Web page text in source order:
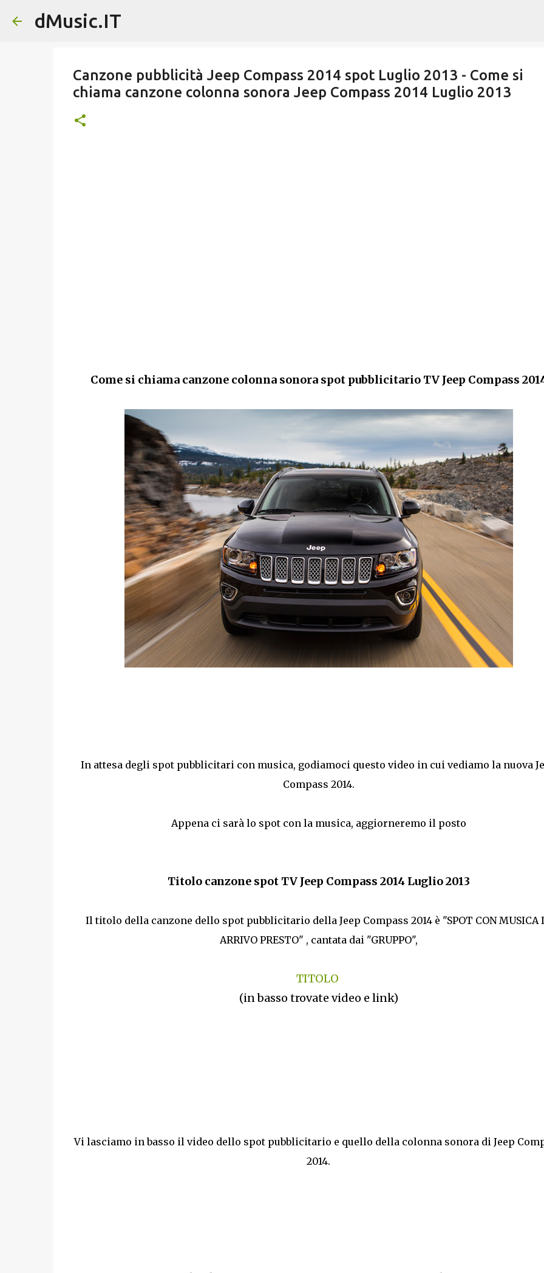
dMusic.IT
Canzone pubblicità Jeep Compass 2014 spot Luglio 2013 - Come si
chiama canzone colonna sonora Jeep Compass 2014 Luglio 2013
Come si chiama canzone colonna sonora spot pubblicitario TV Jeep Compass
In attesa degli spot pubblicitari con musica, godiamoci questo video in cui vediamo la nuova
Compass 2014.
Appena ci sarà lo spot con la musica, aggiorneremo il posto
Titolo canzone spot TV Jeep Compass 2014 Luglio 2013
Il titolo della canzone dello spot pubblicitario della Jeep Compass 2014 è "SPOT CON MUSICA
ARRIVO PRESTO" , cantata dai "GRUPPO",
TITOLO
(in basso trovate video e link)
Vi lasciamo in basso il video dello spot pubblicitario e quello della colonna sonora di Jeep
2014.